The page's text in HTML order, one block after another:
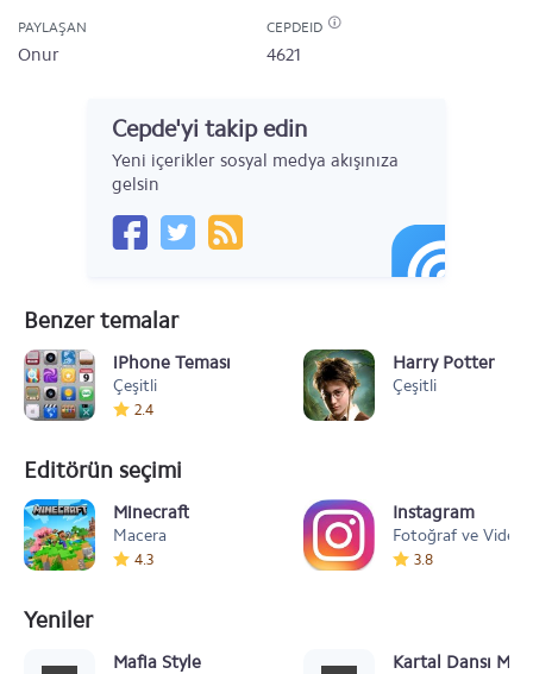
PAYLAŞAN
Onur
CEPDEID
4621
Cepde'yi takip edin
Yeni içerikler sosyal medya akışınıza
gelsin
Benzer temalar
iPhone Teması
Çeşitli
2.4
Harry Potter
Çeşitli
Editörün seçimi
Minecraft
Macera
4.3
Instagram
Fotoğraf ve Video
3.8
Yeniler
Mafia Style Kartal Dansı